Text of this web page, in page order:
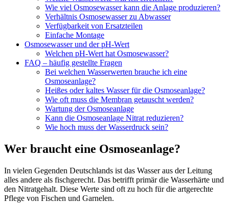
Wie viel Osmosewasser kann die Anlage produzieren?
Verhältnis Osmosewasser zu Abwasser
Verfügbarkeit von Ersatzteilen
Einfache Montage
Osmosewasser und der pH-Wert
Welchen pH-Wert hat Osmosewasser?
FAQ – häufig gestellte Fragen
Bei welchen Wasserwerten brauche ich eine
Osmoseanlage?
Heißes oder kaltes Wasser für die Osmoseanlage?
Wie oft muss die Membran getauscht werden?
Wartung der Osmoseanlage
Kann die Osmoseanlage Nitrat reduzieren?
Wie hoch muss der Wasserdruck sein?
Wer braucht eine Osmoseanlage?
In vielen Gegenden Deutschlands ist das Wasser aus der Leitung
alles andere als fischgerecht. Das betrifft primär die Wasserhärte und
den Nitratgehalt. Diese Werte sind oft zu hoch für die artgerechte
Pflege von Fischen und Garnelen.